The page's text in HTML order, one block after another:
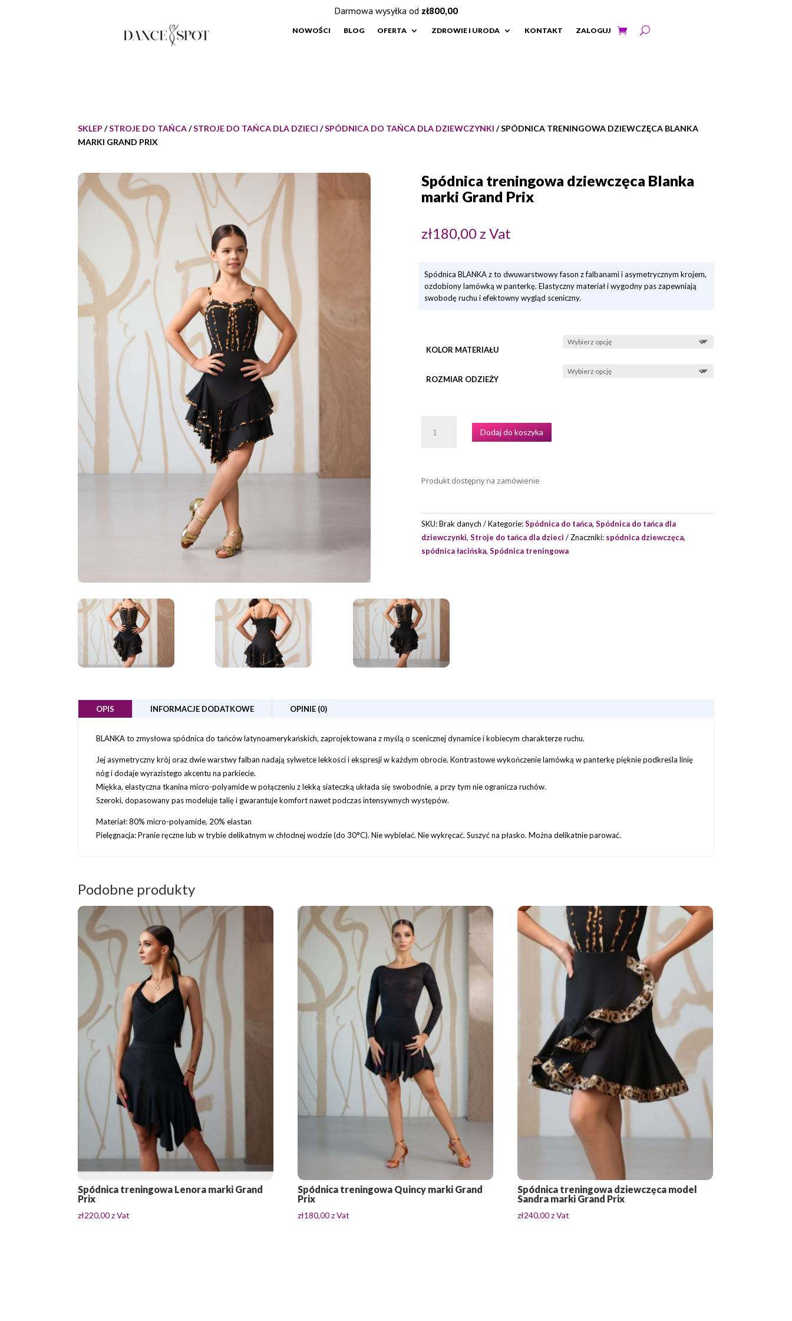
NOWOŚCI BLOG OFERTA ZDROWIE I URODA KONTAKT ZALOGUJ
SKLEP /STROJE DO TAŃCA/STROJE DO TAŃCA DLA DZIECI /SPÓDNICA DO TAŃCA DLA DZIEWCZYNKI / SPÓDNICA TRENINGOWA DZIEWCZĘCA BLANKA
MARKI GRAND PRIX
Spódnica treningowa dziewczęca Blanka
marki Grand Prix
zł180,00z Vat
Spódnica BLANKA z to dwuwarstwowy fason z falbanami i asymetrycznym krojem,
ozdobiony lamówką w panterkę. Elastyczny materiał i wygodny pas zapewniają
swobodę ruchu i efektowny wygląd sceniczny.
KOLOR MATERIAŁU
ROZMIAR ODZIEŻY
SPÓDNICA
BLANKA
PRIX
Dodaj do koszyka
Produkt dostępny na zamówienie
SKU:Brak danych Kategorie:Spódnica do tańca,Spódnica do tańca dla
dziewczynki,Stroje do tańca dla dzieci Znaczniki: spódnica dziewczęca,
spódnica łacińska,Spódnica treningowa
OPIS INFORMACJE DODATKOWE OPINIE (0)
BLANKA to zmysłowa spódnica do tańców latynoamerykańskich, zaprojektowana z myślą o scenicznej dynamice i kobiecym charakterze ruchu.
Jej asymetryczny krój oraz dwie warstwy falban nadają sylwetce lekkości i ekspresji w każdym obrocie. Kontrastowe wykończenie lamówką w panterkę pięknie podkreśla linię
nóg i dodaje wyrazistego akcentu na parkiecie.
Miękka, elastyczna tkanina micro-polyamide w połączeniu z lekką siateczką układa się swobodnie, a przy tym nie ogranicza ruchów.
Szeroki, dopasowany pas modeluje talię i gwarantuje komfort nawet podczas intensywnych występów.
Materiał: 80% micro-polyamide, 20% elastan
Pielęgnacja: Pranie ręczne lub w trybie delikatnym w chłodnej wodzie (do 30°C). Nie wybielać. Nie wykręcać. Suszyć na płasko. Można delikatnie parować.
Podobne produkty
Spódnica treningowa Lenora marki Grand
Prix
zł220,00z Vat
Spódnica treningowa Quincy marki Grand
Prix
zł180,00z Vat
Spódnica treningowa dziewczęca model
Sandra marki Grand Prix
zł240,00z Vat
Darmowa wysyłka od zł800,00